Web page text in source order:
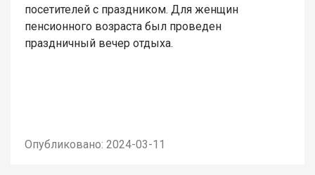
посетителей с праздником. Для женщин
пенсионного возраста был проведен
праздничный вечер отдыха.
Опубликовано: 2024-03-11